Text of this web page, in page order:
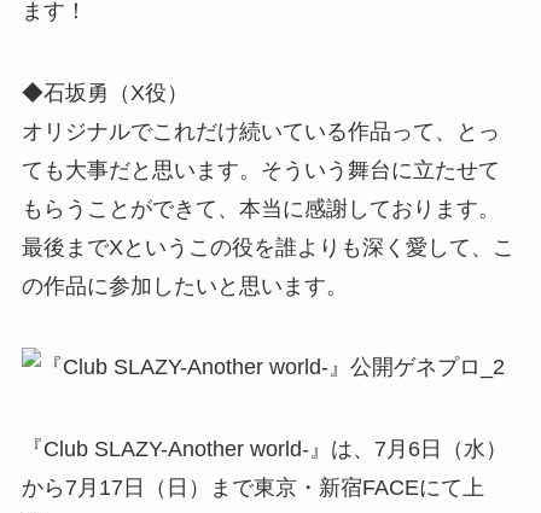
ます！
◆石坂勇（X役）
オリジナルでこれだけ続いている作品って、とっ
ても大事だと思います。そういう舞台に立たせて
もらうことができて、本当に感謝しております。
最後までXというこの役を誰よりも深く愛して、こ
の作品に参加したいと思います。
『Club SLAZY-Another world-』は、7月6日（水）
から7月17日（日）まで東京・新宿FACEにて上